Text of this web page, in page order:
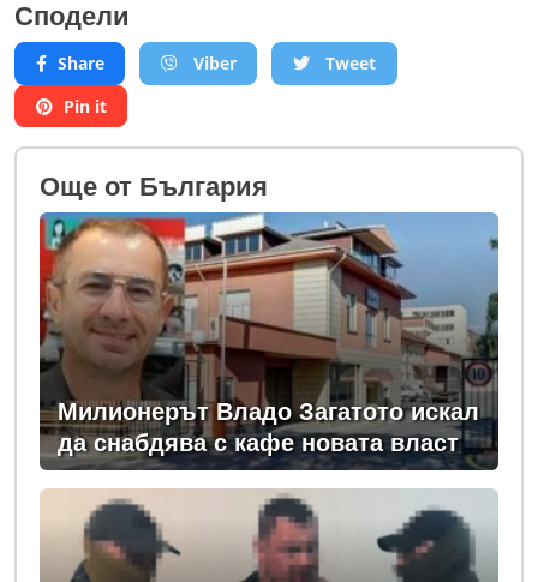
Сподели
Share Viber
Tweet
Pin it
Oще от България
Милионерът Владо Загатото искал
да снабдява с кафе новата власт